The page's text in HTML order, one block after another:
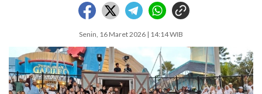
Senin, 16 Maret 2026 | 14:14 WIB